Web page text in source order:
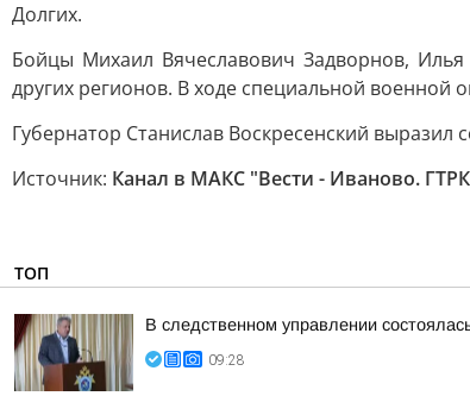
Долгих.
Бойцы Михаил Вячеславович Задворнов,
других регионов. В ходе специальной
Губернатор Станислав Воскресенский
Источник: Канал в МАКС "Вести - Иваново.
ТОП
В следственном управлении
09:28